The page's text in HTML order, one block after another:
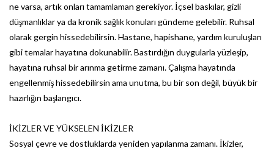
ne varsa, artık onları tamamlaman gerekiyor. İçsel baskılar, gizli
düşmanlıklar ya da kronik sağlık konuları gündeme gelebilir. Ruhsal
olarak gergin hissedebilirsin. Hastane, hapishane, yardım kuruluşları
gibi temalar hayatına dokunabilir. Bastırdığın duygularla yüzleşip,
hayatına ruhsal bir arınma getirme zamanı. Çalışma hayatında
engellenmiş hissedebilirsin ama unutma, bu bir son değil, büyük bir
hazırlığın başlangıcı.
İKİZLER VE YÜKSELEN İKİZLER
Sosyal çevre ve dostluklarda yeniden yapılanma zamanı. İkizler,